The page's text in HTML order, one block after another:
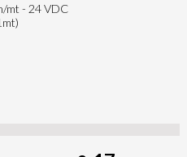
mt - 24 VDC